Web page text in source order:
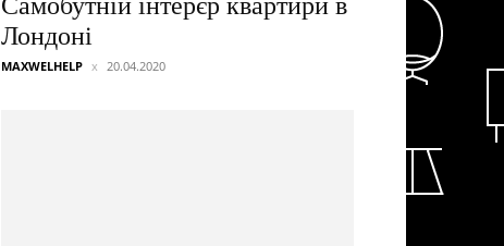
Лондоні
MAXWELHELP 20.04.2020